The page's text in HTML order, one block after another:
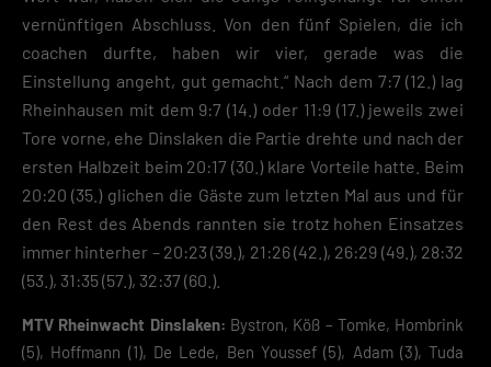
vernünftigen Abschluss. Von den fünf Spielen, die ich
coachen durfte, haben wir vier, gerade was die
Einstellung angeht, gut gemacht.“ Nach dem 7:7 (12.) lag
Rheinhausen mit dem 9:7 (14.) oder 11:9 (17.) jeweils zwei
Tore vorne, ehe Dinslaken die Partie drehte und nach der
ersten Halbzeit beim 20:17 (30.) klare Vorteile hatte. Beim
20:20 (35.) glichen die Gäste zum letzten Mal aus und für
den Rest des Abends rannten sie trotz hohen Einsatzes
immer hinterher – 20:23 (39.), 21:26 (42.), 26:29 (49.), 28:32
(53.), 31:35 (57.), 32:37 (60.).
MTV Rheinwacht Dinslaken: Bystron, Köß – Tomke, Hombrink
(5), Hoffmann (1), De Lede, Ben Youssef (5), Adam (3), Tuda
Ihre Einwilligung zu ganzen Kategorien geben oder sich weitere
Informationen anzeigen lassen und so nur bestimmte Cookies
auswählen.
Speichern
Datenschutzeinstellungen
Essenziell (2)
einwandfreie Funktion der Website erforderlich.
Cookie-Informationen anzeigen
Datenschutzerklärung